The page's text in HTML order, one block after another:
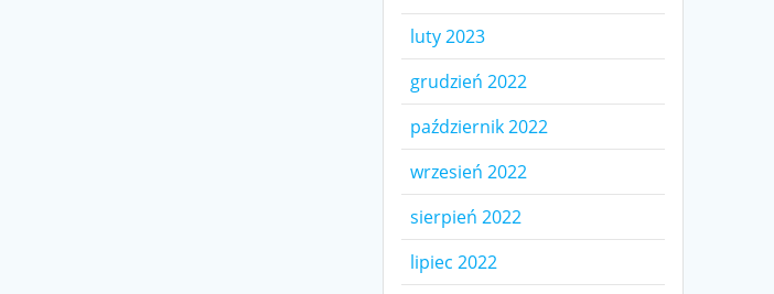
luty 2023
grudzień 2022
październik 2022
wrzesień 2022
sierpień 2022
lipiec 2022